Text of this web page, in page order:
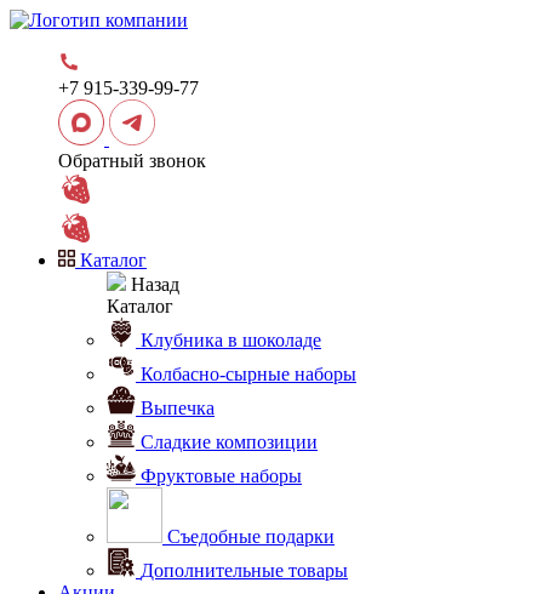
+7 915-339-99-77
Обратный звонок
Каталог
Назад
Каталог
Клубника в шоколаде
Колбасно-сырные наборы
Выпечка
Сладкие композиции
Фруктовые наборы
Съедобные подарки
Дополнительные товары